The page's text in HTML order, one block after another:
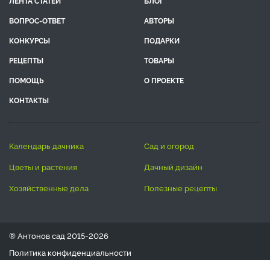
ВОПРОС-ОТВЕТ
АВТОРЫ
КОНКУРСЫ
ПОДАРКИ
РЕЦЕПТЫ
ТОВАРЫ
ПОМОЩЬ
О ПРОЕКТЕ
КОНТАКТЫ
календарь дачника
сад и огород
цветы и растения
дачный дизайн
хозяйственные дела
полезные рецепты
® Антонов сад 2015-2026
Политика конфиденциальности